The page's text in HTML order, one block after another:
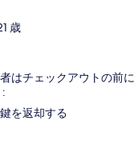
歳
はチェックアウトの前に
を返却する